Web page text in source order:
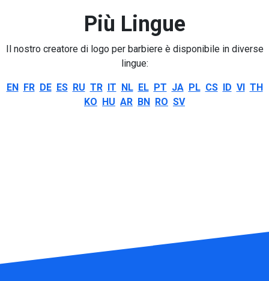
Più Lingue
Il nostro creatore di logo per barbiere è disponibile in diverse
lingue:
EN FR DE ES RU TR IT NL EL PT JA PL CS ID VI TH
KO HU AR BN RO SV